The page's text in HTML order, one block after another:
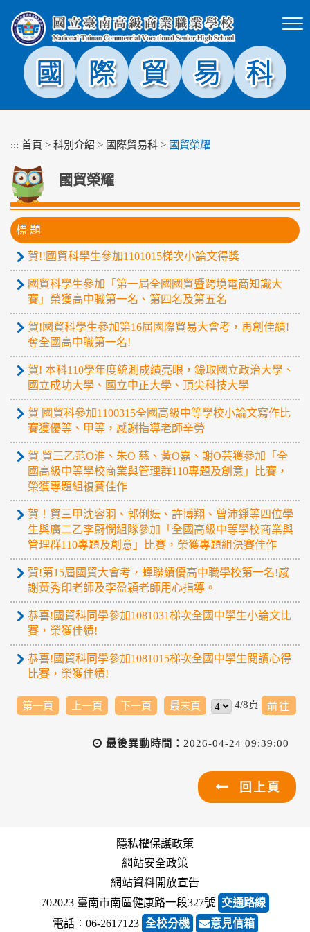
塊
::: 首頁 > 科別介紹 > 國際貿易科 > 國貿榮耀
國貿榮耀
標 題
賀!!國貿科學生參加1101015梯次小論文得獎
國貿科學生參加「第一屆全國國貿暨跨境電商知識大
賽」榮獲高中職第一名、第四名及第五名
賀!國貿科學生參加第16屆國際貿易大會考，再創佳績!
奪全國高中職第一名!
賀! 本科110學年度統測成績亮眼，錄取國立政治大學、
國立成功大學、國立中正大學、頂尖科技大學
賀 國貿科參加1100315全國高級中等學校小論文寫作比
賽獲優等、甲等，感謝指導老師辛勞
賀 貿三乙范O淮、朱O 慈、黃O嘉、謝O芸獲參加「全
國高級中等學校商業與管理群110專題及創意」比賽，
榮獲專題組複賽佳作
賀！貿三甲沈容羽、郭俐妘、許博翔、曾沛錚等四位學
生與廣二乙李蔚憫組隊參加「全國高級中等學校商業與
管理群110專題及創意」比賽，榮獲專題組決賽佳作
賀!第15屆國貿大會考，蟬聯績優高中職學校第一名!感
謝黃秀印老師及李盈穎老師用心指導。
恭喜!國貿科同學參加1081031梯次全國中學生小論文比
賽，榮獲佳績!
恭喜!國貿科同學參加1081015梯次全國中學生閱讀心得
比賽，榮獲佳績!
第一頁 上一頁 下一頁 最末頁 4/8頁
最後異動時間： 2026-04-24 09:39:00
回上頁
隱私權保護政策
網站安全政策
網站資料開放宣告
702023 臺南市南區健康路一段327號 交通路線
電話︰06-2617123 全校分機 意見信箱